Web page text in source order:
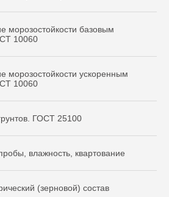
морозостойкости базовым
10060
морозостойкости ускоренным
10060
ГОСТ 25100
влажность, квартование
(зерновой) состав